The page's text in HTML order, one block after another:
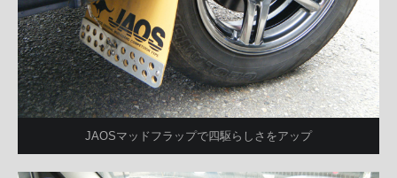
JAOSマッドフラップで四駆らしさをアップ